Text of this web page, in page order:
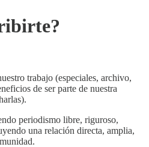
trabajo (especiales, archivo,
de ser parte de nuestra
periodismo libre, riguroso,
una relación directa, amplia,